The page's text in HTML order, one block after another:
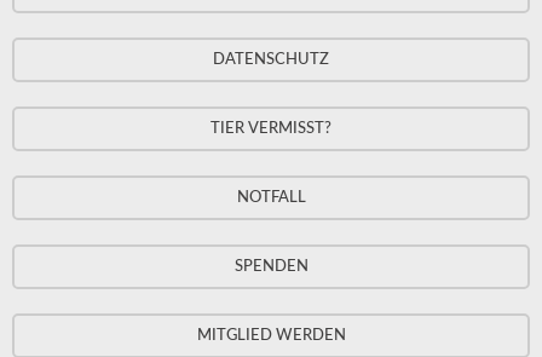
DATENSCHUTZ
TIER VERMISST?
NOTFALL
SPENDEN
MITGLIED WERDEN